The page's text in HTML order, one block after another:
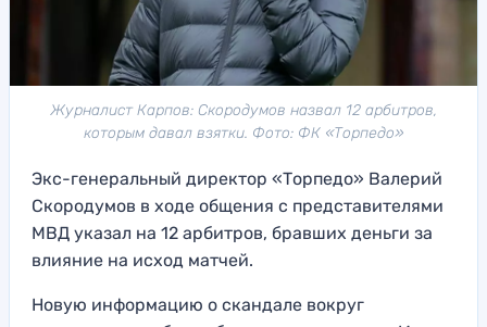
Журналист Карпов: Скородумов назвал 12 арбитров,
которым давал взятки. Фото: ФК «Торпедо»
Экс-генеральный директор «Торпедо» Валерий
Скородумов в ходе общения с представителями
МВД указал на 12 арбитров, бравших деньги за
влияние на исход матчей.
Новую информацию о скандале вокруг